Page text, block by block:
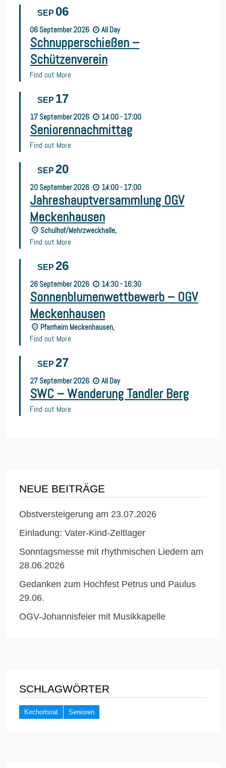
SEP 06
06 September2026 All Day
Schnupperschießen –
Schützenverein
Find out More
SEP 17
17 September2026 14:00 - 17:00
Seniorennachmittag
Find out More
SEP 20
20 September2026 14:00 - 17:00
Jahreshauptversammlung OGV
Meckenhausen
Schulhof/Mehrzweckhalle,
Find out More
SEP 26
26 September2026 14:30 - 16:30
Sonnenblumenwettbewerb – OGV
Meckenhausen
Pfarrheim Meckenhausen,
Find out More
SEP 27
27 September2026 All Day
SWC – Wanderung Tandler Berg
Find out More
NEUE BEITRÄGE
Obstversteigerung am 23.07.2026
Einladung: Vater-Kind-Zeltlager
Sonntagsmesse mit rhythmischen Liedern am
28.06.2026
Gedanken zum Hochfest Petrus und Paulus
29.06.
OGV-Johannisfeier mit Musikkapelle
SCHLAGWÖRTER
Kirchortsrat Senioren